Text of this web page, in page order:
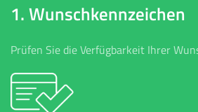
1. Wunschkennzeichen
Prüfen Sie die Verfügbarkeit Ihrer